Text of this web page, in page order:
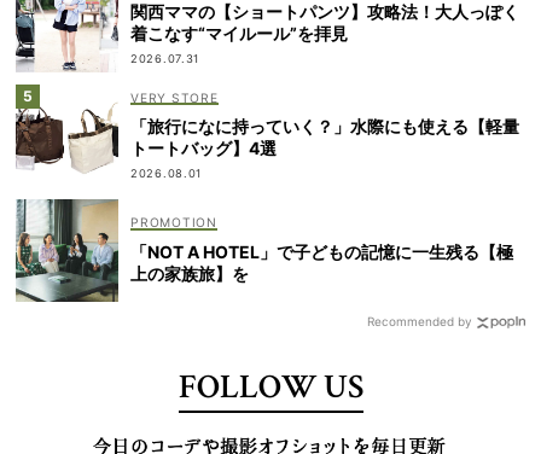
関西ママの【ショートパンツ】攻略法！大人っぽく
着こなす“マイルール”を拝見
2026.07.31
VERY STORE
「旅行になに持っていく？」水際にも使える【軽量
トートバッグ】4選
2026.08.01
「NOT A HOTEL」で子どもの記憶に一生残る【極
上の家族旅】を
Recommended by
FOLLOW US